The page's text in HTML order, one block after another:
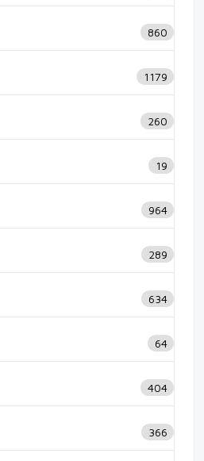
860
1179
260
19
964
289
634
64
404
366